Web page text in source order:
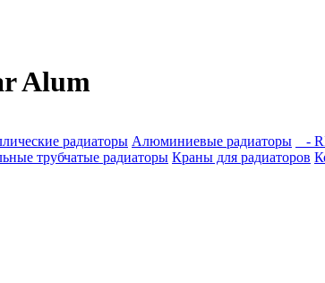
Alum
радиаторы Алюминиевые радиаторы -
трубчатые радиаторы Краны для радиаторов